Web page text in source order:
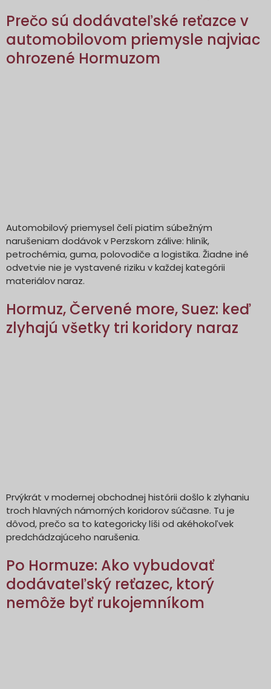
Prečo sú dodávateľské reťazce v
automobilovom priemysle najviac
ohrozené Hormuzom
Automobilový priemysel čelí piatim súbežným
narušeniam dodávok v Perzskom zálive: hliník,
petrochémia, guma, polovodiče a logistika. Žiadne iné
odvetvie nie je vystavené riziku v každej kategórii
materiálov naraz.
Hormuz, Červené more, Suez: keď
zlyhajú všetky tri koridory naraz
Prvýkrát v modernej obchodnej histórii došlo k zlyhaniu
troch hlavných námorných koridorov súčasne. Tu je
dôvod, prečo sa to kategoricky líši od akéhokoľvek
predchádzajúceho narušenia.
Po Hormuze: Ako vybudovať
dodávateľský reťazec, ktorý
nemôže byť rukojemníkom